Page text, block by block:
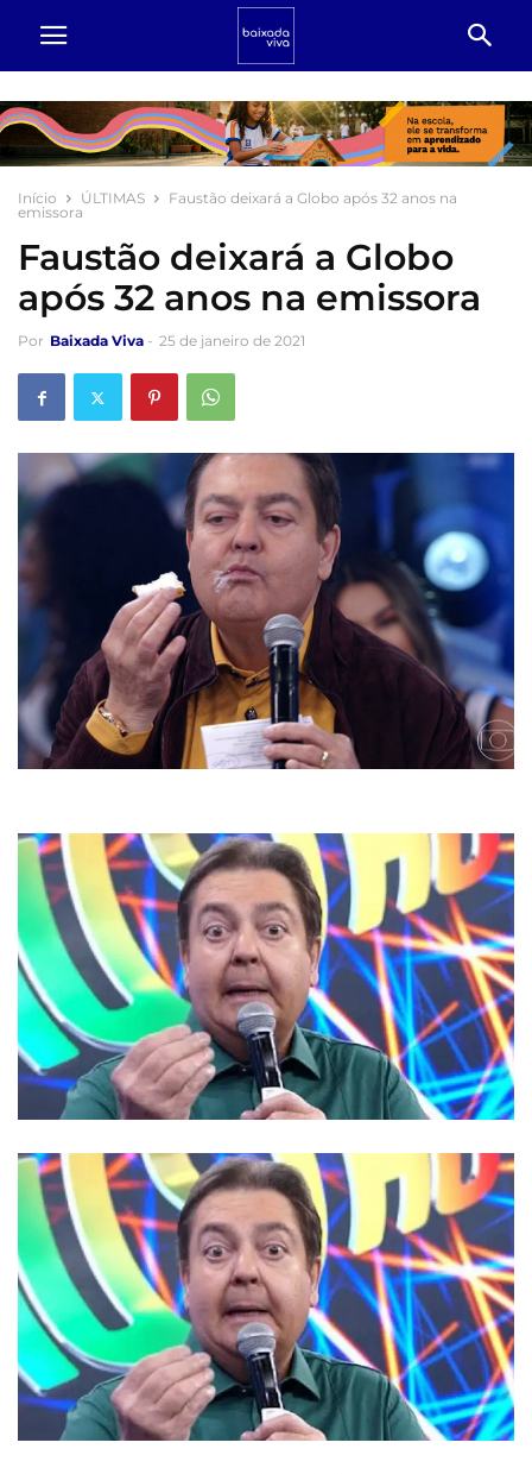
Início ÚLTIMAS
Faustão deixará a Globo após 32 anos na
emissora
Faustão deixará a Globo
após 32 anos na emissora
Por Baixada Viva - 25 de janeiro de 2021